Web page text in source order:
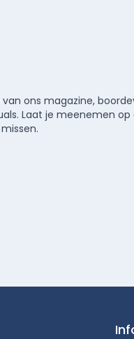
ons magazine,
Laat je meenemen